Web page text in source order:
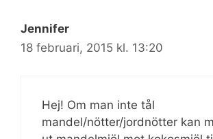
Jennifer
18 februari, 2015 kl. 13:20
Hej! Om man inte tål
mandel/nötter/jordnötter kan